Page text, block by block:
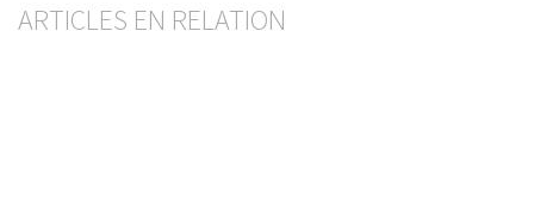
ARTICLES EN RELATION